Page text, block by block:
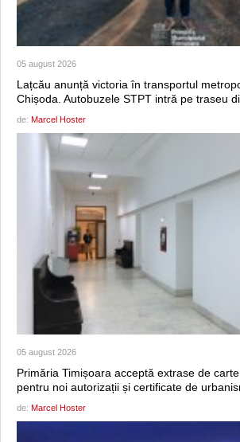
05 august 2026
Lațcău anunță victoria în transportul
Chișoda. Autobuzele STPT intră pe traseu
de: Marcel Hoster
05 august 2026
Primăria Timișoara acceptă extrase de
pentru noi autorizații și certificate de
de: Marcel Hoster